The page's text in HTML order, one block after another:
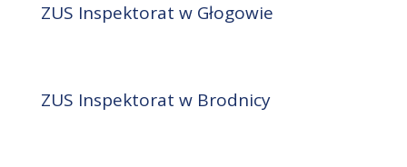
ZUS Inspektorat w Głogowie
ZUS Inspektorat w Brodnicy